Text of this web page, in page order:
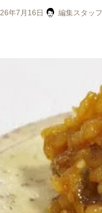
年7月16日 編集スタッ